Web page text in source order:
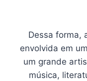
Dessa forma,
envolvida em
um grande
música,